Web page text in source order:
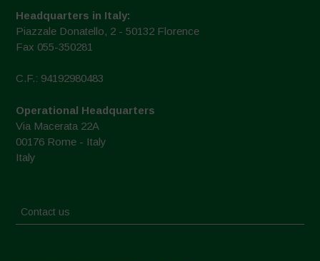
Headquarters in Italy:
Piazzale Donatello, 2 - 50132 Florence
Fax 055-350281
C.F.: 94192980483
Operational Headquarters
Via Macerata 22A
00176 Rome - Italy
Italy
Contact us